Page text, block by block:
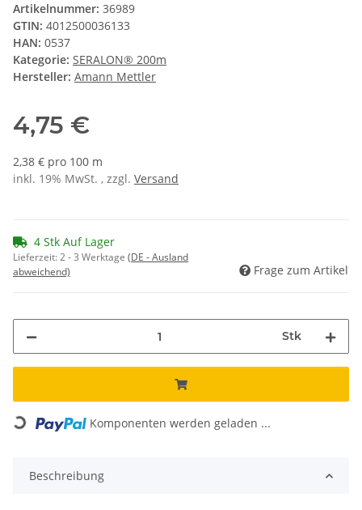
Artikelnummer: 36989
GTIN: 4012500036133
HAN: 0537
Kategorie: SERALON® 200m
Hersteller: Amann Mettler
4,75 €
2,38 € pro 100 m
inkl. 19% MwSt. , zzgl. Versand
4 Stk Auf Lager
Lieferzeit:2 - 3 Werktage (DE - Ausland
abweichend)
Frage zum Artikel
Stk
Loading... Komponenten werden geladen ...
Beschreibung